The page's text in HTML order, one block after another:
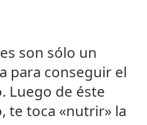
son sólo un
para conseguir el
Luego de éste
te toca «nutrir» la